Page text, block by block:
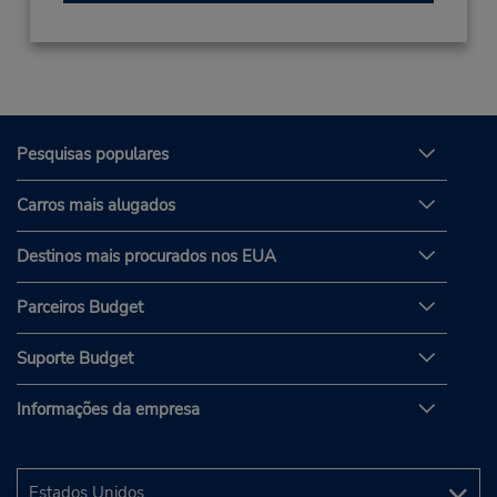
Pesquisas populares
Carros mais alugados
Destinos mais procurados nos EUA
Parceiros Budget
Suporte Budget
Informações da empresa